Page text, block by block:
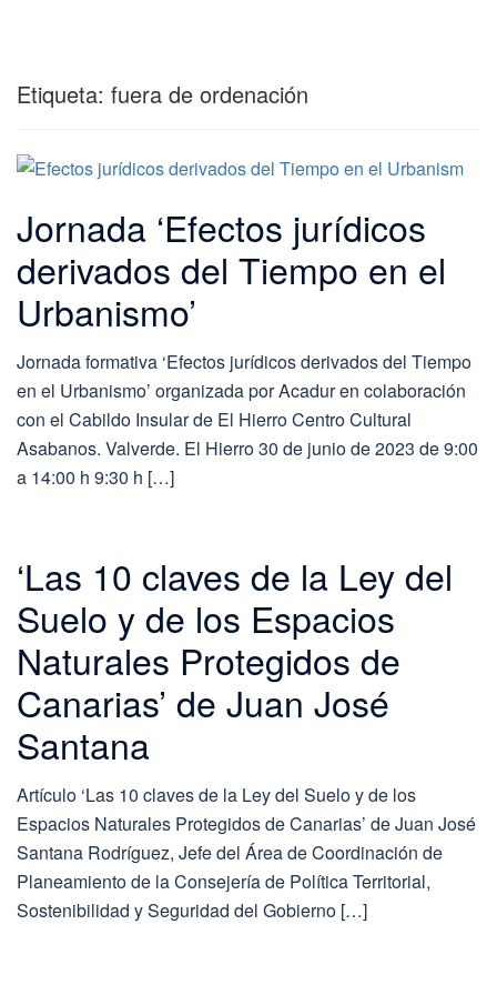
Etiqueta: fuera de ordenación
Jornada ‘Efectos jurídicos
derivados del Tiempo en el
Urbanismo’
Jornada formativa ‘Efectos jurídicos derivados del Tiempo
en el Urbanismo’ organizada por Acadur en colaboración
con el Cabildo Insular de El Hierro Centro Cultural
Asabanos. Valverde. El Hierro 30 de junio de 2023 de 9:00
a 14:00 h 9:30 h […]
‘Las 10 claves de la Ley del
Suelo y de los Espacios
Naturales Protegidos de
Canarias’ de Juan José
Santana
Artículo ‘Las 10 claves de la Ley del Suelo y de los
Espacios Naturales Protegidos de Canarias’ de Juan José
Santana Rodríguez, Jefe del Área de Coordinación de
Planeamiento de la Consejería de Política Territorial,
Sostenibilidad y Seguridad del Gobierno […]